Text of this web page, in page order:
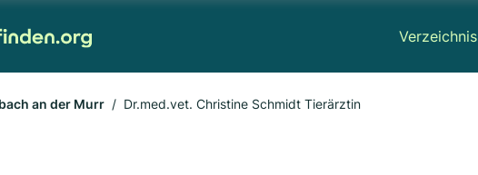
Verzeichnis
an der Murr Dr.med.vet. Christine Schmidt Tierärztin